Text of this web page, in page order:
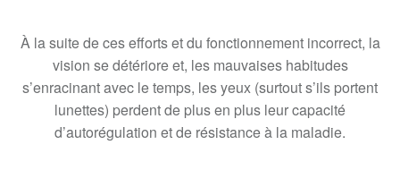
À la suite de ces efforts et du fonctionnement incorrect, la
vision se détériore et, les mauvaises habitudes
s’enracinant avec le temps, les yeux (surtout s’ils portent
lunettes) perdent de plus en plus leur capacité
d’autorégulation et de résistance à la maladie.